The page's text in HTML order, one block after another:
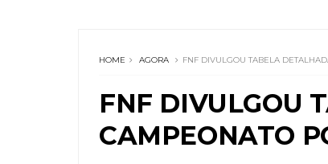
HOME AGORA FNF DIVULGOU TABELA
FNF DIVULGOU
CAMPEONATO